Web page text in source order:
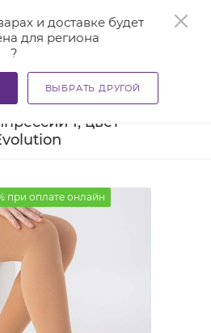
и доставке будет
для региона
?
ВЫБРАТЬ ДРУГОЙ
Компрессионный трикотаж
с открытым
1, цвет
при оплате онлайн